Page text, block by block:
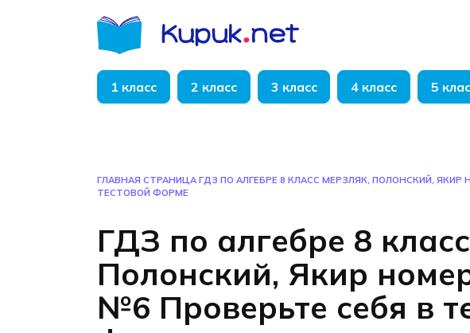
1 класс 2 класс 3 класс 4 класс 5
ГЛАВНАЯ СТРАНИЦА ГДЗ ПО АЛГЕБРЕ 8 КЛАСС МЕРЗЛЯК, ПОЛОНСКИЙ,
ТЕСТОВОЙ ФОРМЕ
ГДЗ по алгебре 8
Полонский, Якир
№6 Проверьте себя в